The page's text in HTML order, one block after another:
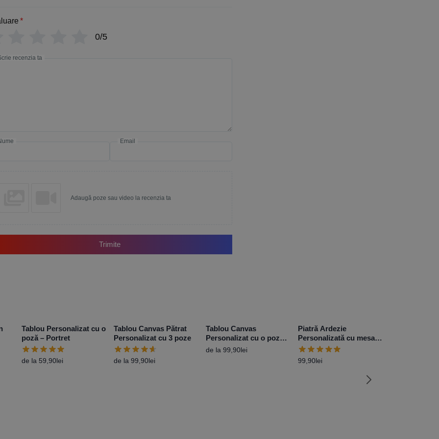
*
0/5
recenzia ta
Email
Adaugă poze sau video la recenzia ta
Trimite
Tablou Personalizat cu o
poză – Portret
de la 59,90lei
Tablou Canvas Pătrat
Personalizat cu 3 poze
de la 99,90lei
Tablou Canvas
Personalizat cu o poză –
Rose
de la 99,90lei
Piatră Ardezie
Personalizată cu mesaj
– Special Day
99,90lei